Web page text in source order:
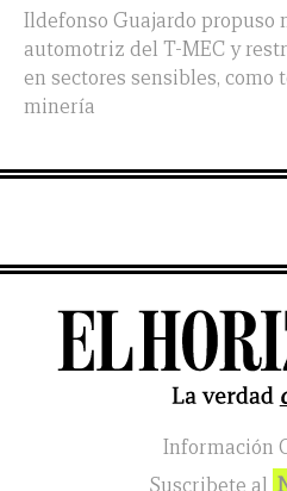
Ildefonso Guajardo propuso
automotriz del T-MEC y
en sectores sensibles, como
minería
Información
Suscribete al